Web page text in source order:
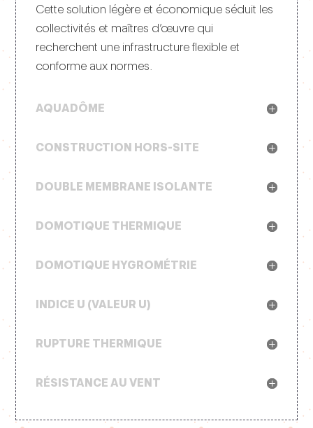
Cette solution légère et économique séduit les
collectivités et maîtres d’œuvre qui
recherchent une infrastructure flexible et
conforme aux normes.
AQUADÔME
CONSTRUCTION HORS-SITE
DOUBLE MEMBRANE ISOLANTE
DOMOTIQUE THERMIQUE
DOMOTIQUE HYGROMÉTRIE
INDICE U (VALEUR U)
RUPTURE THERMIQUE
RÉSISTANCE AU VENT